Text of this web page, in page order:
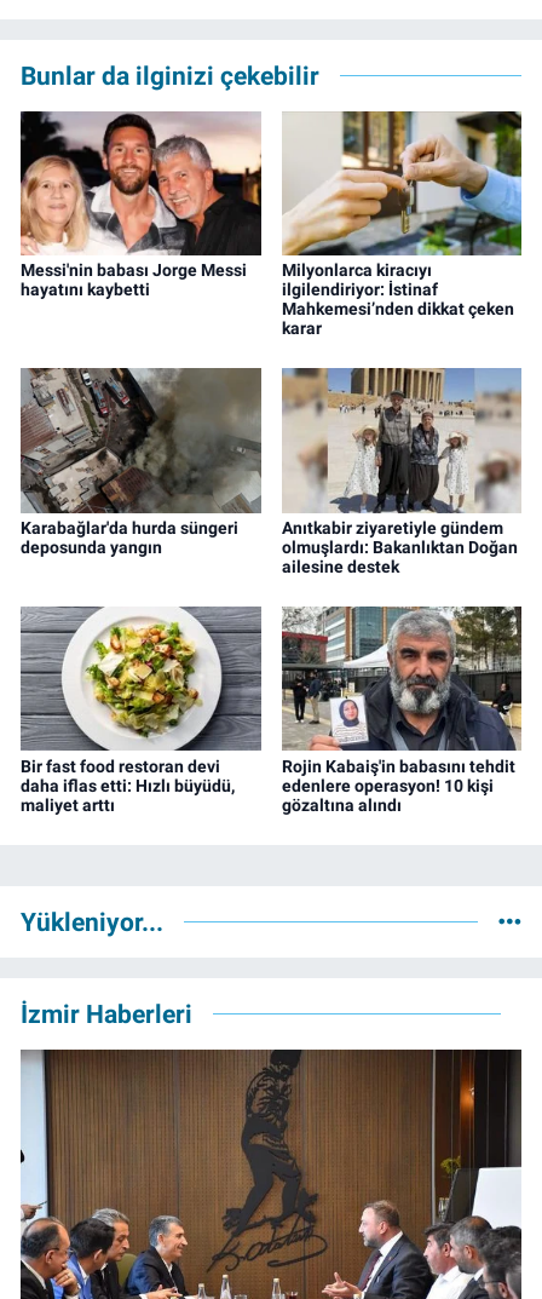
Bunlar da ilginizi çekebilir
Messi'nin babası Jorge Messi
hayatını kaybetti
Milyonlarca kiracıyı
ilgilendiriyor: İstinaf
Mahkemesi’nden dikkat çeken
karar
Karabağlar'da hurda süngeri
deposunda yangın
Anıtkabir ziyaretiyle gündem
olmuşlardı: Bakanlıktan Doğan
ailesine destek
Bir fast food restoran devi
daha iflas etti: Hızlı büyüdü,
maliyet arttı
Rojin Kabaiş'in babasını tehdit
edenlere operasyon! 10 kişi
gözaltına alındı
Yükleniyor...
İzmir Haberleri